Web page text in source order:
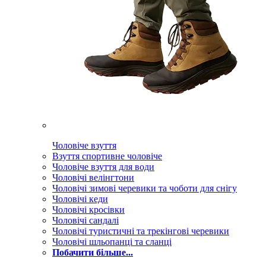
Чоловіче взуття
Взуття спортивне чоловіче
Чоловіче взуття для води
Чоловічі велінгтони
Чоловічі зимові черевики та чоботи для снігу
Чоловічі кеди
Чоловічі кросівки
Чоловічі сандалі
Чоловічі туристичні та трекінгові черевики
Чоловічі шльопанці та сланці
Побачити більше...